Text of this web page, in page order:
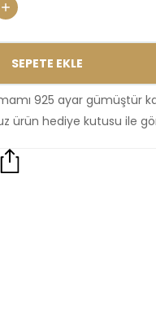
SEPETE EKLE
925 ayar gümüştür
ürün hediye kutusu ile